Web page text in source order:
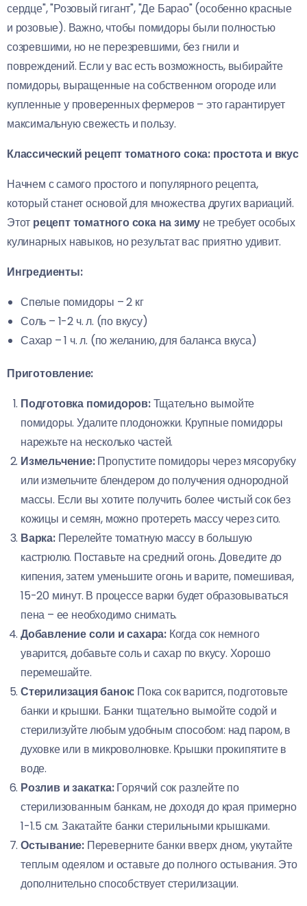
сердце", "Розовый гигант", "Де Барао" (особенно красные
и розовые). Важно, чтобы помидоры были полностью
созревшими, но не перезревшими, без гнили и
повреждений. Если у вас есть возможность, выбирайте
помидоры, выращенные на собственном огороде или
купленные у проверенных фермеров – это гарантирует
максимальную свежесть и пользу.
Классический рецепт томатного сока: простота и вкус
Начнем с самого простого и популярного рецепта,
который станет основой для множества других вариаций.
Этот рецепт томатного сока на зиму не требует особых
кулинарных навыков, но результат вас приятно удивит.
Ингредиенты:
Спелые помидоры – 2 кг
Соль – 1-2 ч. л. (по вкусу)
Сахар – 1 ч. л. (по желанию, для баланса вкуса)
Приготовление:
Подготовка помидоров:Тщательно вымойте
помидоры. Удалите плодоножки. Крупные помидоры
нарежьте на несколько частей.
Измельчение:Пропустите помидоры через мясорубку
или измельчите блендером до получения однородной
массы. Если вы хотите получить более чистый сок без
кожицы и семян, можно протереть массу через сито.
Варка:Перелейте томатную массу в большую
кастрюлю. Поставьте на средний огонь. Доведите до
кипения, затем уменьшите огонь и варите, помешивая,
15-20 минут. В процессе варки будет образовываться
пена – ее необходимо снимать.
Добавление соли и сахара: Когда сок немного
уварится, добавьте соль и сахар по вкусу. Хорошо
перемешайте.
Стерилизация банок: Пока сок варится, подготовьте
банки и крышки. Банки тщательно вымойте содой и
стерилизуйте любым удобным способом: над паром, в
духовке или в микроволновке. Крышки прокипятите в
воде.
Розлив и закатка:Горячий сок разлейте по
стерилизованным банкам, не доходя до края примерно
1-1.5 см. Закатайте банки стерильными крышками.
Остывание: Переверните банки вверх дном, укутайте
теплым одеялом и оставьте до полного остывания. Это
дополнительно способствует стерилизации.